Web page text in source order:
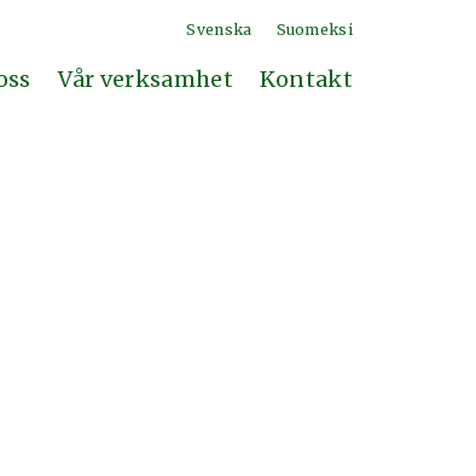
Svenska Suomeksi
Vår verksamhet Kontakt